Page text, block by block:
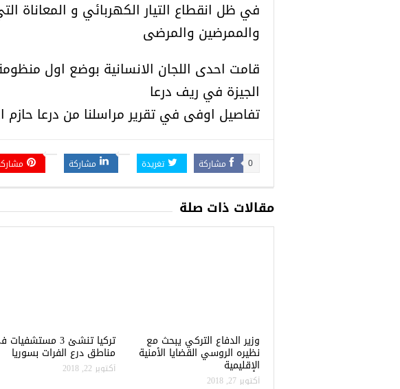
في ظل انقطاع التيار الكهربائي و المعاناة
والممرضين والمرضى
قامت احدى اللجان الانسانية بوضع اول
الجيزة في ريف درعا
تفاصيل اوفى في تقرير مراسلنا من درعا حازم
مشاركة 0 تغريدة مشاركة
مقالات ذات صلة
وزير الدفاع التركي يبحث مع
نظيره الروسي القضايا الأمنية
الإقليمية
أكتوبر 27, 2018
تركيا تنشئ 3
مناطق درع الفرات بسوريا
أكتوبر 22, 2018